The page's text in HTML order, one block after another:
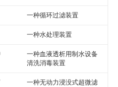
一种循环过滤装置
一种水处理装置
一种血液透析用制水设备
清洗消毒装置
一种无动力浸没式超微滤